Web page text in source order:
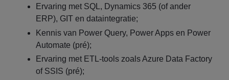
Ervaring met SQL, Dynamics 365 (of ander
ERP), GIT en dataintegratie;
Kennis van Power Query, Power Apps en Power
Automate (pré);
Ervaring met ETL-tools zoals Azure Data Factory
of SSIS (pré);